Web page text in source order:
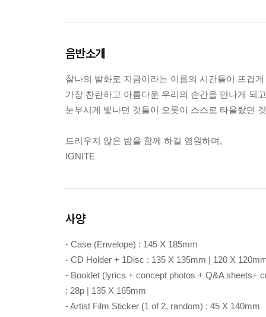
음반소개
찰나의 발화로 지금이라는 이름의 시간들이 뜨겁
가장 찬란하고 아름다운 우리의 순간을 만나게 되
눈부시게 빛나던 것들이 오롯이 스스로 타올랐던
드리우지 않은 밤을 함께 하길 염원하며,
IGNITE
사양
- Case (Envelope) : 145 X 185mm
- CD Holder + 1Disc : 135 X 135mm | 120 X
- Booklet (lyrics + concept photos + Q&A sheets+
: 28p | 135 X 165mm
- Artist Film Sticker (1 of 2, random) : 45 X 140mm